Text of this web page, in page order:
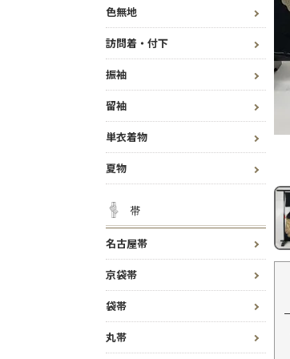
色無地
訪問着・付下
振袖
留袖
単衣着物
夏物
帯
名古屋帯
京袋帯
袋帯
丸帯